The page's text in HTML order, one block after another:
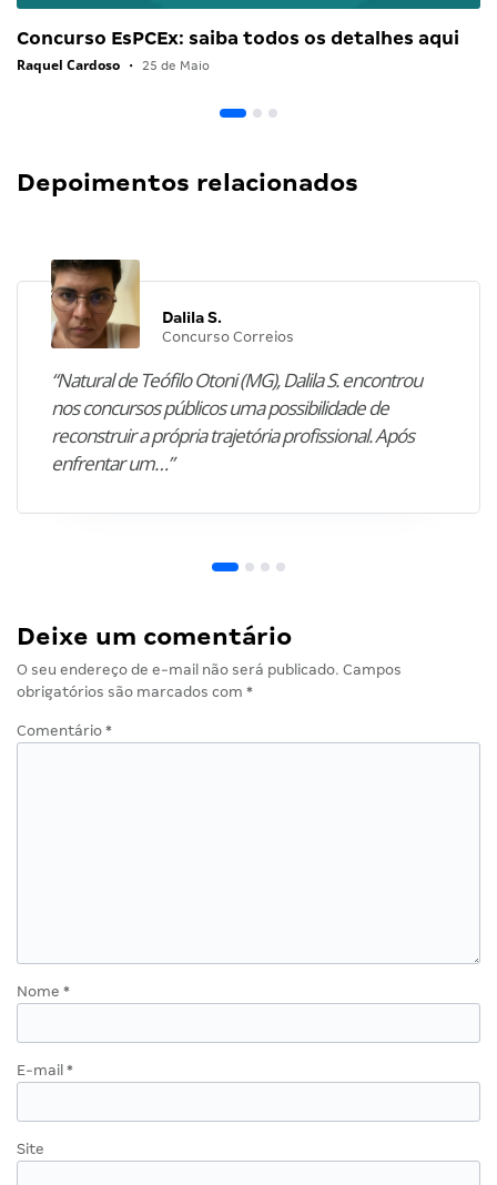
Concurso EsPCEx: saiba todos os detalhes aqui
Raquel Cardoso • 25 de Maio
Depoimentos relacionados
Dalila S.
Concurso Correios
“Natural de Teófilo Otoni (MG), Dalila S. encontrou
nos concursos públicos uma possibilidade de
reconstruir a própria trajetória profissional. Após
enfrentar um…”
Deixe um comentário
O seu endereço de e-mail não será publicado. Campos
obrigatórios são marcados com *
Comentário *
Nome *
E-mail *
Site